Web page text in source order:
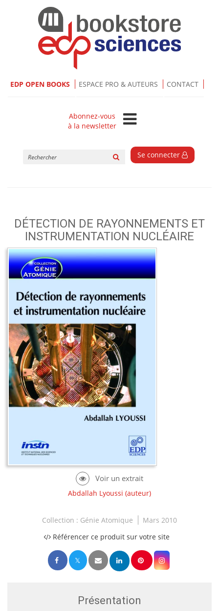
EDP OPEN BOOKS ESPACE PRO & AUTEURS CONTACT
Abonnez-vous
à la newsletter
Se connecter
DÉTECTION DE RAYONNEMENTS ET
INSTRUMENTATION NUCLÉAIRE
Abdallah Lyoussi (auteur)
Collection : Génie Atomique
Mars 2010
Référencer ce produit sur votre site
Présentation